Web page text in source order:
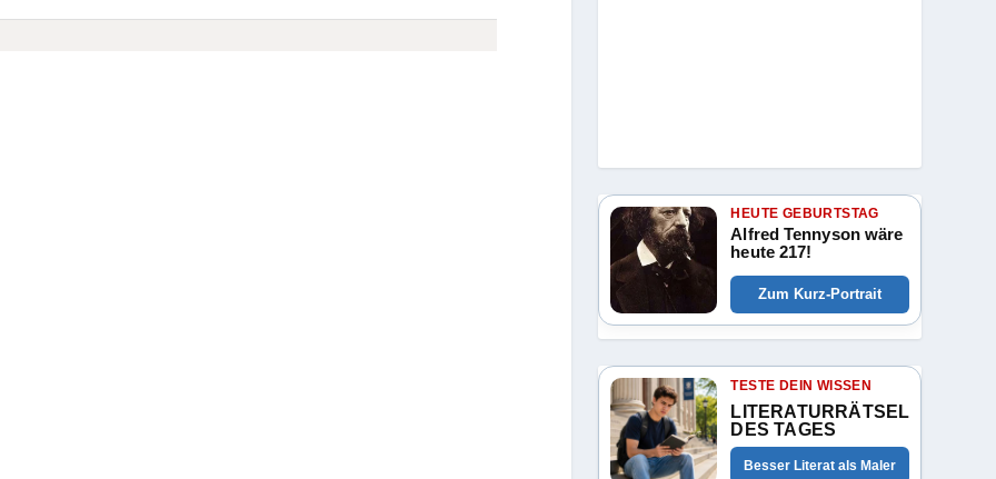
HEUTE GEBURTSTAG
Alfred Tennyson wäre
heute 217!
Zum Kurz-Portrait
TESTE DEIN WISSEN
LITERATURRÄTSEL
DES TAGES
Besser Literat als Maler